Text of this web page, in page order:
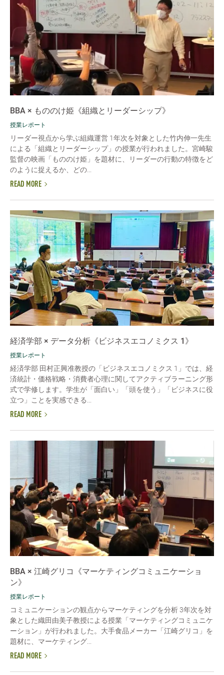
BBA × もののけ姫《組織とリーダーシップ》
授業レポート
リーダー視点から学ぶ組織運営 1年次を対象とした竹内伸一先生
による「組織とリーダーシップ」の授業が行われました。宮崎駿
監督の映画「もののけ姫」を題材に、リーダーの行動の特徴をど
のように捉えるか、どの...
READ MORE
経済学部 × データ分析《ビジネスエコノミクス 1》
授業レポート
経済学部 田村正興准教授の「ビジネスエコノミクス 1」では、経
済統計・価格戦略・消費者心理に関してアクティブラーニング形
式で学修します。学生が「面白い」「頭を使う」「ビジネスに役
立つ」ことを実感できる...
READ MORE
BBA × 江崎グリコ《マーケティングコミュニケーショ
ン》
授業レポート
コミュニケーションの観点からマーケティングを分析 3年次を対
象とした織田由美子教授による授業「マーケティングコミュニケ
ーション」が行われました。大手食品メーカー「江崎グリコ」を
題材に、マーケティング...
READ MORE